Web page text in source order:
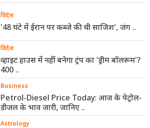
विदेश
'48 घंटे में ईरान पर कब्जे की थी साजिश', जंग ..
विदेश
व्हाइट हाउस में नहीं बनेगा ट्रंप का 'ड्रीम बॉलरूम'?
400 ..
Business
Petrol-Diesel Price Today: आज के पेट्रोल-
डीजल के भाव जारी, जानिए ..
Astrology